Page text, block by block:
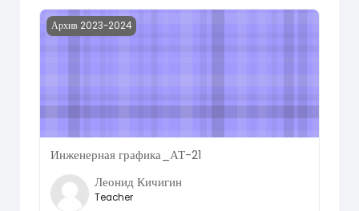
Course image Инженерная графика_АТ-21
Архив 2023-2024
Инженерная графика_АТ-21
Леонид Кичигин
Teacher